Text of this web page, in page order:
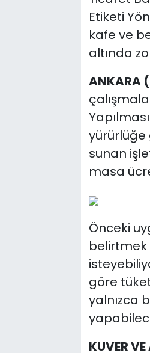
Etiketi
kafe ve
altında
ANKARA
yürürlüğe
sunan
masa
Önceki
belirtmek
göre
yalnızca
KUVER